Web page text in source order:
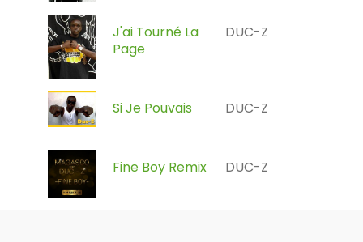
J'ai Tourné La
Page
DUC-Z
Si Je Pouvais DUC-Z
Fine Boy Remix DUC-Z